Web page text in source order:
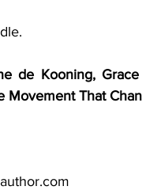
.
de Kooning,
Movement That